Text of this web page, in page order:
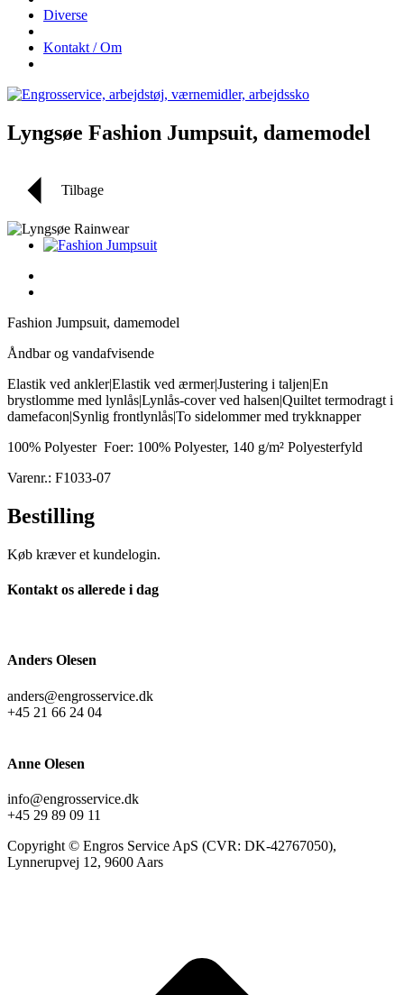
Diverse
Kontakt / Om
Lyngsøe Fashion Jumpsuit, damemodel
Tilbage
Fashion Jumpsuit, damemodel
Åndbar og vandafvisende
Elastik ved ankler|Elastik ved ærmer|Justering i taljen|En
brystlomme med lynlås|Lynlås-cover ved halsen|Quiltet termodragt i
damefacon|Synlig frontlynlås|To sidelommer med trykknapper
100% Polyester Foer: 100% Polyester, 140 g/m² Polyesterfyld
Varenr.: F1033-07
Bestilling
Køb kræver et kundelogin.
Kontakt os allerede i dag
Anders Olesen
anders@engrosservice.dk
+45 21 66 24 04
Anne Olesen
info@engrosservice.dk
+45 29 89 09 11
Copyright © Engros Service ApS (CVR: DK-42767050),
Lynnerupvej 12, 9600 Aars